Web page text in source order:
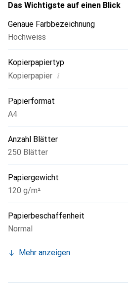
Das Wichtigste auf einen Blick
Genaue Farbbezeichnung
Hochweiss
Kopierpapiertyp
Kopierpapier i
Papierformat
A4
Anzahl Blätter
250 Blätter
Papiergewicht
120 g/m²
Papierbeschaffenheit
Normal
Mehr anzeigen